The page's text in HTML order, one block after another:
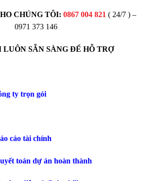
CHÚNG TÔI: 0867 004 821 ( 24/7 ) –
0971 373 146
LUÔN SẴN SÀNG ĐỂ HỖ TRỢ
ty trọn gói
cáo tài chính
toán dự án hoàn thành